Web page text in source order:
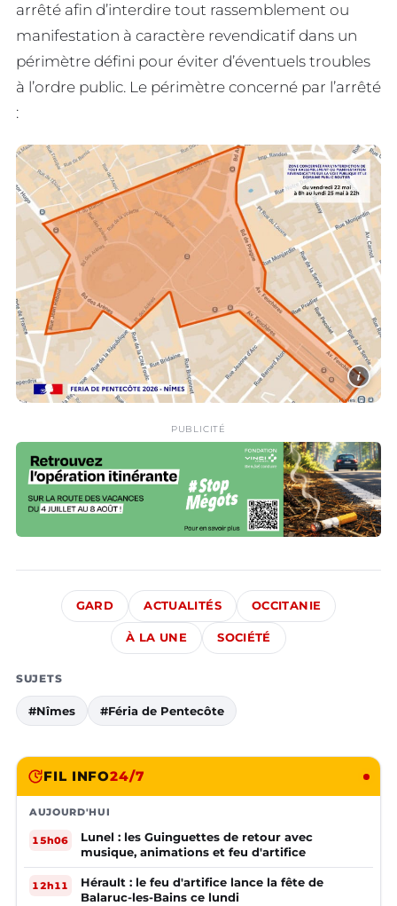
arrêté afin d’interdire tout rassemblement ou
manifestation à caractère revendicatif dans un
périmètre défini pour éviter d’éventuels troubles
à l’ordre public. Le périmètre concerné par l’arrêté
:
i
PUBLICITÉ
GARD ACTUALITÉS OCCITANIE
À LA UNE SOCIÉTÉ
SUJETS
#Nîmes #Féria de Pentecôte
FIL INFO24/7
AUJOURD'HUI
15h06
Lunel : les Guinguettes de retour avec
musique, animations et feu d'artifice
12h11
Hérault : le feu d'artifice lance la fête de
Balaruc-les-Bains ce lundi